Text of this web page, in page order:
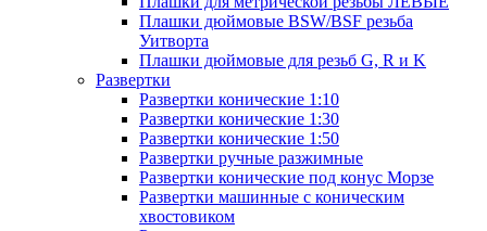
Плашки дюймовые BSW/BSF резьба
Уитворта
Плашки дюймовые для резьб G, R и K
Развертки
Развертки конические 1:10
Развертки конические 1:30
Развертки конические 1:50
Развертки ручные разжимные
Развертки конические под конус Морзе
Развертки машинные с коническим
хвостовиком